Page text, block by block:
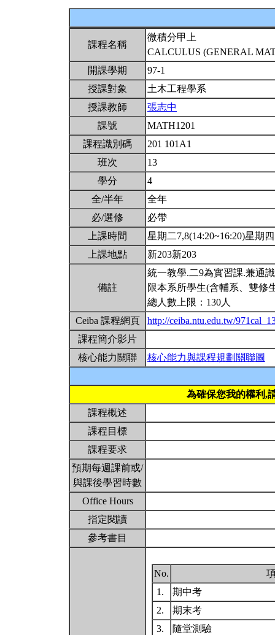
課程名稱
微積分甲上
CALCULUS (GENERAL
開課學期
97-1
授課對象
土木工程學系
授課教師
張志中
課號
MATH1201
課程識別碼
201 101A1
班次
13
學分
4
全/半年
全年
必/選修
必帶
上課時間
星期二7,8(14:20~16:20)星期
上課地點
新203新203
備註
統一教學.二9為實習課.兼通
限本系所學生(含輔系、雙修
總人數上限：130人
Ceiba 課程網頁
http://ceiba.ntu.edu.tw/
課程簡介影片
核心能力關聯
核心能力與課程規劃關聯圖
為確保您我的權利,
課程概述
課程目標
課程要求
預期每週課前或/
與課後學習時數
Office Hours
指定閱讀
參考書目
No.
1.
期中考
2.
期末考
3.
隨堂測驗